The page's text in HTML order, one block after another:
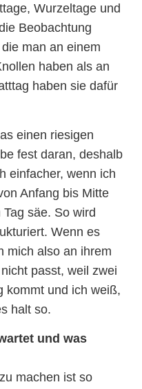
Wurzeltage und
Beobachtung
man an einem
haben als an
haben sie dafür
einen riesigen
fest daran, deshalb
einfacher, wenn ich
Anfang bis Mitte
säe. So wird
Wenn es
mich also an ihrem
passt, weil zwei
kommt und ich weiß,
halt so.
und was
machen ist so